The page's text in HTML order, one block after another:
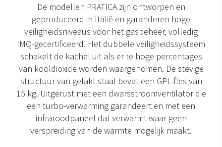
DOCUMENTATIE PRODUCTEN
De modellen PRATICA zijn ontworpen en
geproduceerd in Italië en garanderen hoge
veiligheidsniveaus voor het gasbeheer, volledig
IMQ-gecertificeerd. Het dubbele veiligheidssysteem
schakelt de kachel uit als er te hoge percentages
van kooldioxide worden waargenomen. De stevige
structuur van gelakt staal bevat een GPL-fles van
15 kg. Uitgerust met een dwarsstroomventilator die
een turbo-verwarming garandeert en met een
infraroodpaneel dat verwarmt waar geen
verspreiding van de warmte mogelijk maakt.